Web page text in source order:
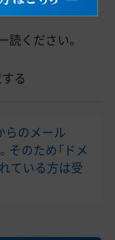
読ください。
る
らのメール
そのため「ドメ
ている方は受